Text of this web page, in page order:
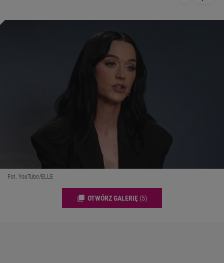
Fot. YouTube/ELLE
OTWÓRZ GALERIĘ (5)